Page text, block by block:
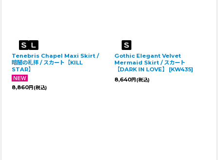
Tenebris Chapel Maxi Skirt /
暗闇の礼拝 / スカート【KILL
STAR】
8,860円 (税込)
Gothic Elegant Velvet
Mermaid Skirt / スカート
【DARK IN LOVE】
[KW435]
8,640円 (税込)